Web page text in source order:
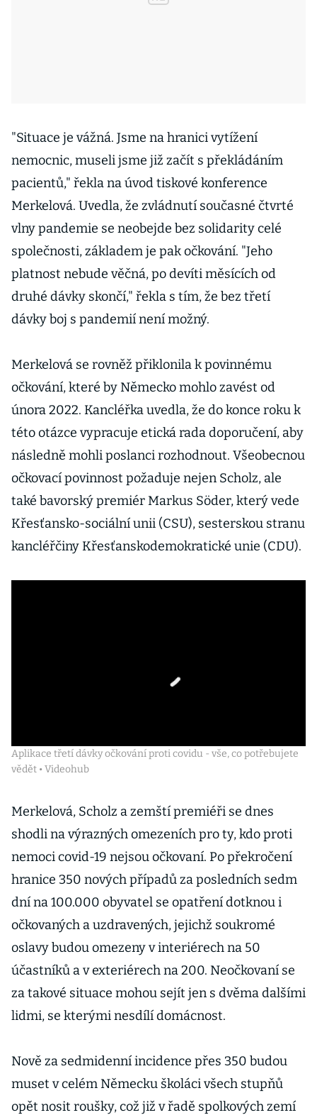
"Situace je vážná. Jsme na hranici vytížení
nemocnic, museli jsme již začít s překládáním
pacientů," řekla na úvod tiskové konference
Merkelová. Uvedla, že zvládnutí současné čtvrté
vlny pandemie se neobejde bez solidarity celé
společnosti, základem je pak očkování. "Jeho
platnost nebude věčná, po devíti měsících od
druhé dávky skončí," řekla s tím, že bez třetí
dávky boj s pandemií není možný.
Merkelová se rovněž přiklonila k povinnému
očkování, které by Německo mohlo zavést od
února 2022. Kancléřka uvedla, že do konce roku k
této otázce vypracuje etická rada doporučení, aby
následně mohli poslanci rozhodnout. Všeobecnou
očkovací povinnost požaduje nejen Scholz, ale
také bavorský premiér Markus Söder, který vede
Křesťansko-sociální unii (CSU), sesterskou stranu
kancléřčiny Křesťanskodemokratické unie (CDU).
Aplikace třetí dávky očkování proti covidu - vše, co potřebujete
vědět • Videohub
Merkelová, Scholz a zemští premiéři se dnes
shodli na výrazných omezeních pro ty, kdo proti
nemoci covid-19 nejsou očkovaní. Po překročení
hranice 350 nových případů za posledních sedm
dní na 100.000 obyvatel se opatření dotknou i
očkovaných a uzdravených, jejichž soukromé
oslavy budou omezeny v interiérech na 50
účastníků a v exteriérech na 200. Neočkovaní se
za takové situace mohou sejít jen s dvěma dalšími
lidmi, se kterými nesdílí domácnost.
Nově za sedmidenní incidence přes 350 budou
muset v celém Německu školáci všech stupňů
opět nosit roušky, což již v řadě spolkových zemí